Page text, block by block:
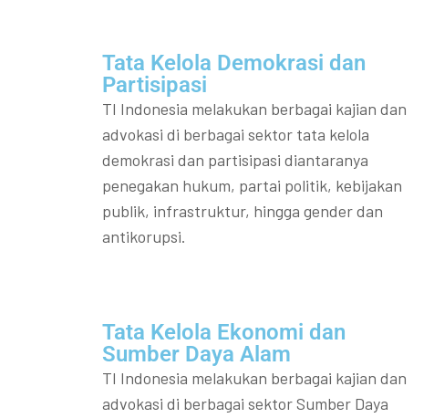
Tata Kelola Demokrasi dan
Partisipasi​
TI Indonesia melakukan berbagai kajian dan
advokasi di berbagai sektor tata kelola
demokrasi dan partisipasi diantaranya
penegakan hukum, partai politik, kebijakan
publik, infrastruktur, hingga gender dan
antikorupsi.
Tata Kelola Ekonomi dan
Sumber Daya Alam
TI Indonesia melakukan berbagai kajian dan
advokasi di berbagai sektor Sumber Daya